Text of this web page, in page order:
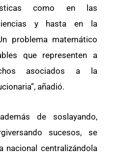
como en las
y hasta en la
problema matemático
que representen a
asociados a la
añadió.
de soslayando,
sucesos, se
nacional centralizándola